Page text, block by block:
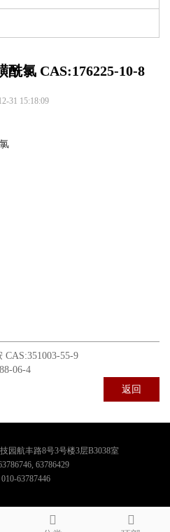
氯 CAS:176225-10-8
31 15:18:09
55-9
06-4
返回
园航丰路8号3号楼3层B3038室
63786429
63787446